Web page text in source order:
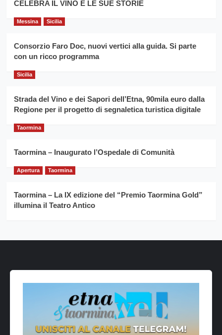
grano
il
anno
Franco
Caruso
CELEBRA IL VINO E LE SUE STORIE
Messina Sicilia
Consorzio Faro Doc, nuovi vertici alla guida. Si parte
con un ricco programma
Sicilia
Strada del Vino e dei Sapori dell’Etna, 90mila euro dalla
Regione per il progetto di segnaletica turistica digitale
Taormina
Taormina – Inaugurato l’Ospedale di Comunità
Apertura Taormina
Taormina – La IX edizione del “Premio Taormina Gold”
illumina il Teatro Antico